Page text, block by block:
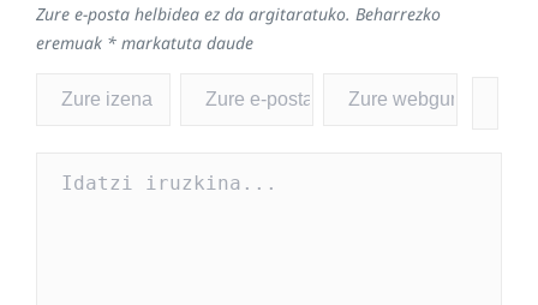
Zure e-posta helbidea ez da argitaratuko. Beharrezko
eremuak * markatuta daude